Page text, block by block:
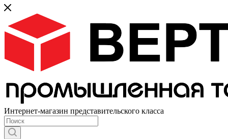
Интернет-магазин представительского класса